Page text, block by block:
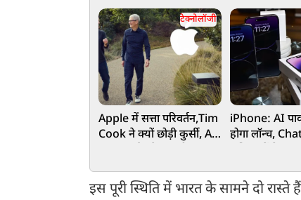
टेक्नोलॉजी
Apple में सत्ता परिवर्तन,Tim
Cook ने क्यों छोड़ी कुर्सी, AI
iPhone: AI
होगा लॉन्च,
रोलआउट
इस पूरी स्थिति में भारत के सामने दो